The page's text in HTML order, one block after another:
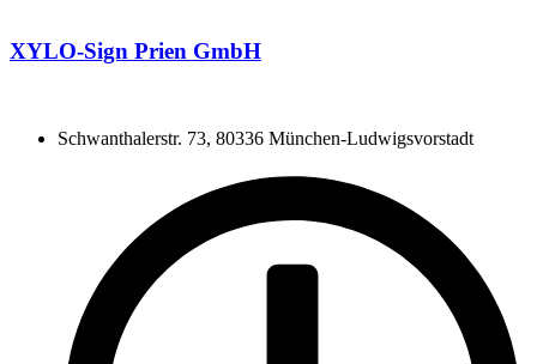
XYLO-Sign Prien GmbH
Schwanthalerstr. 73, 80336 München-Ludwigsvorstadt